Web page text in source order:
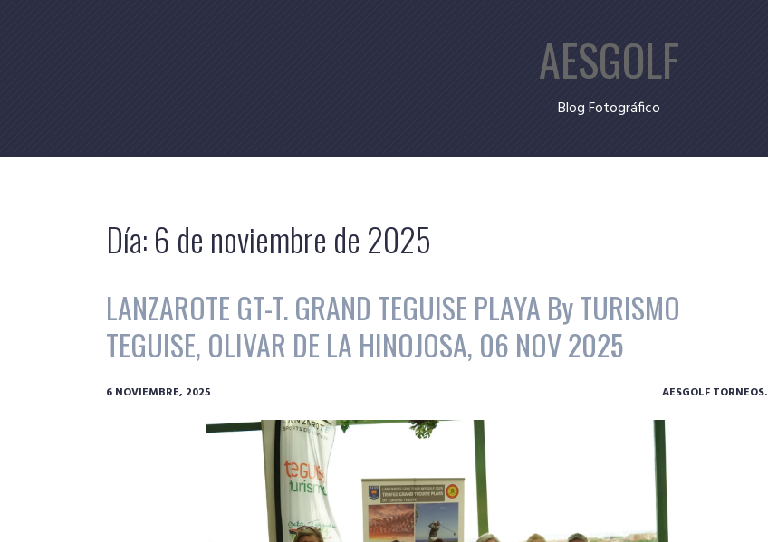
AESGOLF
Blog Fotográfico
Día:6 de noviembre de 2025
LANZAROTE GT-T. GRAND TEGUISE PLAYA By TURISMO
TEGUISE, OLIVAR DE LA HINOJOSA, 06 NOV 2025
6 NOVIEMBRE, 2025 AESGOLF TORNEOS.